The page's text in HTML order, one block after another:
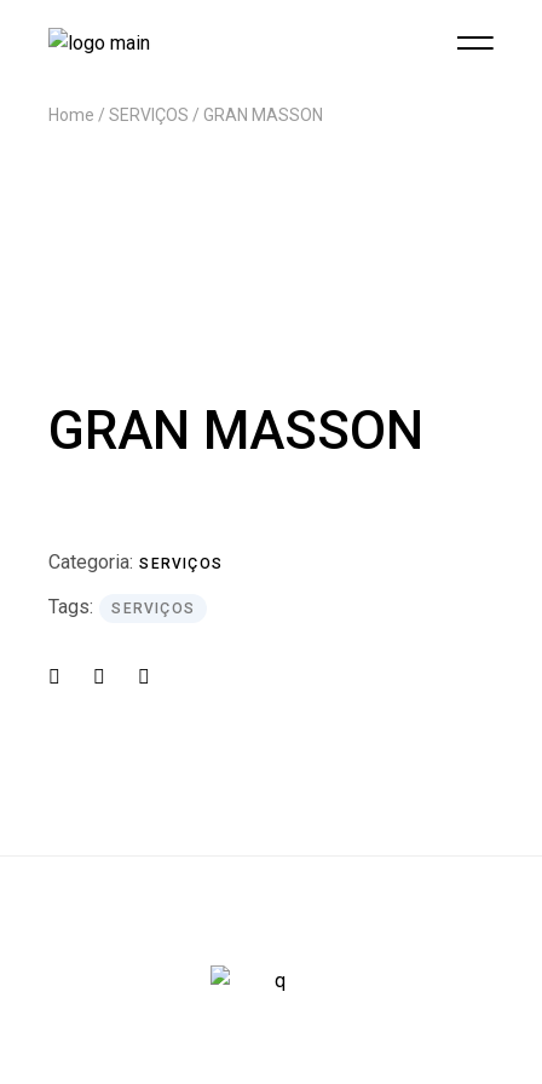
Home SERVIÇOS GRAN MASSON
GRAN MASSON
Categoria: SERVIÇOS
Tags: SERVIÇOS